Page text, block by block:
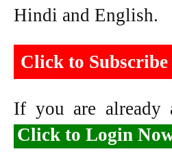
Hindi and English.
Click to Subscribe
If you are already
Click to Login